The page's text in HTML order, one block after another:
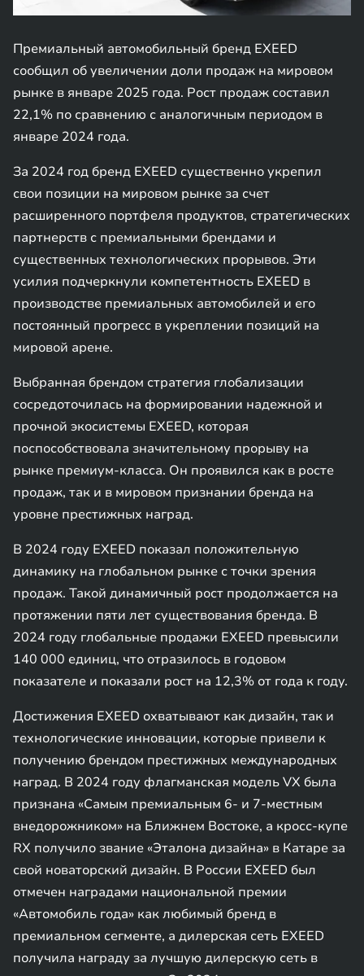
Премиальный автомобильный бренд EXEED
сообщил об увеличении доли продаж на мировом
рынке в январе 2025 года. Рост продаж составил
22,1% по сравнению с аналогичным периодом в
январе 2024 года.
За 2024 год бренд EXEED существенно укрепил
свои позиции на мировом рынке за счет
расширенного портфеля продуктов, стратегических
партнерств с премиальными брендами и
существенных технологических прорывов. Эти
усилия подчеркнули компетентность EXEED в
производстве премиальных автомобилей и его
постоянный прогресс в укреплении позиций на
мировой арене.
Выбранная брендом стратегия глобализации
сосредоточилась на формировании надежной и
прочной экосистемы EXEED, которая
поспособствовала значительному прорыву на
рынке премиум-класса. Он проявился как в росте
продаж, так и в мировом признании бренда на
уровне престижных наград.
В 2024 году EXEED показал положительную
динамику на глобальном рынке с точки зрения
продаж. Такой динамичный рост продолжается на
протяжении пяти лет существования бренда. В
2024 году глобальные продажи EXEED превысили
140 000 единиц, что отразилось в годовом
показателе и показали рост на 12,3% от года к году.
Достижения EXEED охватывают как дизайн, так и
технологические инновации, которые привели к
получению брендом престижных международных
наград. В 2024 году флагманская модель VX была
признана «Самым премиальным 6- и 7-местным
внедорожником» на Ближнем Востоке, а кросс-купе
RX получило звание «Эталона дизайна» в Катаре за
свой новаторский дизайн. В России EXEED был
отмечен наградами национальной премии
«Автомобиль года» как любимый бренд в
премиальном сегменте, а дилерская сеть EXEED
получила награду за лучшую дилерскую сеть в